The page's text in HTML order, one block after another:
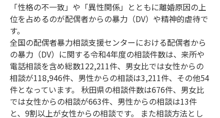
「性格の不一致」や「異性関係」とともに離婚原因の上
位を占めるのが配偶者からの暴力（DV）や精神的虐待で
す。
全国の配偶者暴力相談支援センターにおける配偶者から
の暴力（DV）に関する令和4年度の相談件数は、来所や
電話相談を含め総数122,211件、男女比では女性からの
相談が118,946件、男性からの相談は3,211件、その他54
件となっています。 秋田県の相談件数は676件、男女比
では女性からの相談が663件、男性からの相談は13件
と、9割以上が女性からの相談です。 また相談方法とし